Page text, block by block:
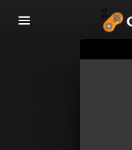
Basculer